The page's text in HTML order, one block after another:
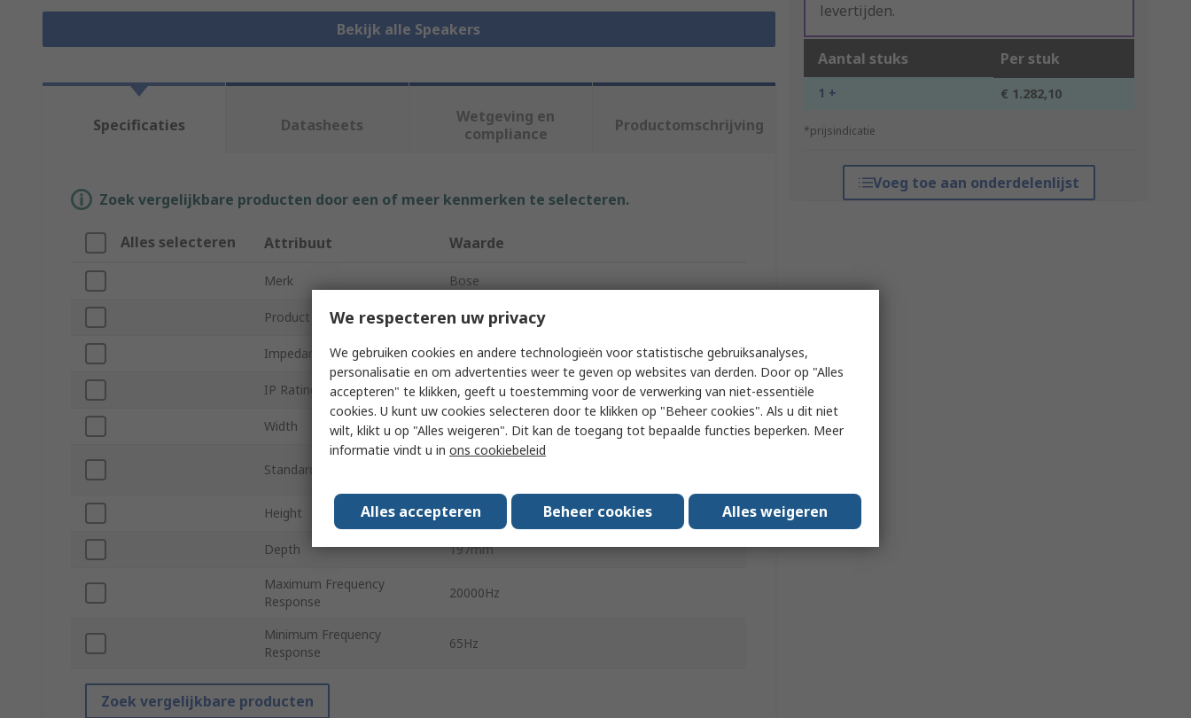
Bekijk alle Speakers
levertijden.
Aantal stuks Per stuk
1 + € 1.282,10
*prijsindicatie
Voeg toe aan onderdelenlijst
Specificaties Datasheets
Wetgeving en
compliance
Productomschrijving
Zoek vergelijkbare producten door een of meer kenmerken te selecteren.
Alles selecteren Attribuut Waarde
Merk Bose
Product Type Cabinet Speaker
Impedance 8Ω
IP Rating IP55
Width 192mm
Standards/Approvals
Safety Agency UL-1480A, NFPA701, CE,
Height 286mm
Depth 197mm
Maximum Frequency
Response
20000Hz
Minimum Frequency
Response
65Hz
Zoek vergelijkbare producten
We respecteren uw privacy
We gebruiken cookies en andere technologieën voor statistische gebruiksanalyses,
personalisatie en om advertenties weer te geven op websites van derden. Door op "Alles
accepteren" te klikken, geeft u toestemming voor de verwerking van niet-essentiële
cookies. U kunt uw cookies selecteren door te klikken op "Beheer cookies". Als u dit niet
wilt, klikt u op "Alles weigeren". Dit kan de toegang tot bepaalde functies beperken. Meer
informatie vindt u in ons cookiebeleid
Alles accepteren Beheer cookies Alles weigeren